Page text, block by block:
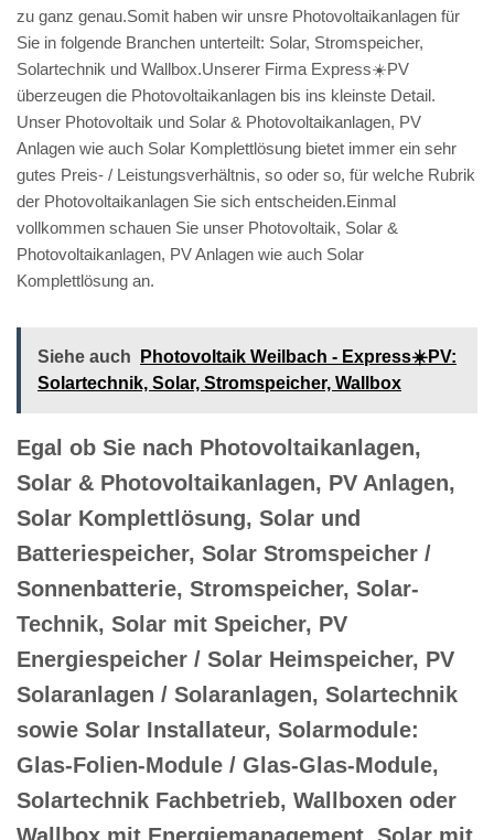
zu ganz genau.Somit haben wir unsre Photovoltaikanlagen für
Sie in folgende Branchen unterteilt: Solar, Stromspeicher,
Solartechnik und Wallbox.Unserer Firma Express☀️PV️
überzeugen die Photovoltaikanlagen bis ins kleinste Detail.
Unser Photovoltaik und Solar & Photovoltaikanlagen, PV
Anlagen wie auch Solar Komplettlösung bietet immer ein sehr
gutes Preis- / Leistungsverhältnis, so oder so, für welche Rubrik
der Photovoltaikanlagen Sie sich entscheiden.Einmal
vollkommen schauen Sie unser Photovoltaik, Solar &
Photovoltaikanlagen, PV Anlagen wie auch Solar
Komplettlösung an.
Siehe auch
Photovoltaik Weilbach - Express☀️PV️:
Solartechnik, Solar, Stromspeicher, Wallbox
Egal ob Sie nach Photovoltaikanlagen,
Solar & Photovoltaikanlagen, PV Anlagen,
Solar Komplettlösung, Solar und
Batteriespeicher, Solar Stromspeicher /
Sonnenbatterie, Stromspeicher, Solar-
Technik, Solar mit Speicher, PV
Energiespeicher / Solar Heimspeicher, PV
Solaranlagen / Solaranlagen, Solartechnik
sowie Solar Installateur, Solarmodule:
Glas-Folien-Module / Glas-Glas-Module,
Solartechnik Fachbetrieb, Wallboxen oder